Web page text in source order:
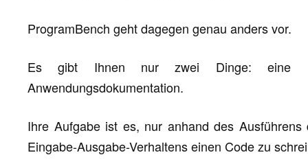
ProgramBench geht dagegen genau anders vor.
Es gibt Ihnen nur zwei Dinge: eine
Anwendungsdokumentation.
Ihre Aufgabe ist es, nur anhand des
Eingabe-Ausgabe-Verhaltens einen Code zu